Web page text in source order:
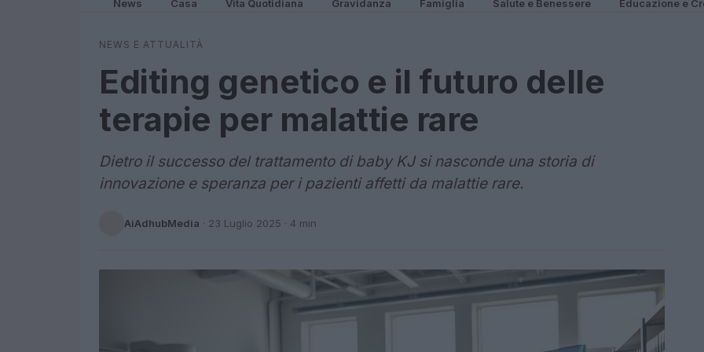
News Casa Vita Quotidiana Gravidanza Famiglia Salute e Benessere Educazione e
NEWS E ATTUALITÀ
Editing genetico e il futuro delle
terapie per malattie rare
Dietro il successo del trattamento di baby KJ si nasconde una storia di
innovazione e speranza per i pazienti affetti da malattie rare.
AiAdhubMedia · 23 Luglio 2025 · 4 min